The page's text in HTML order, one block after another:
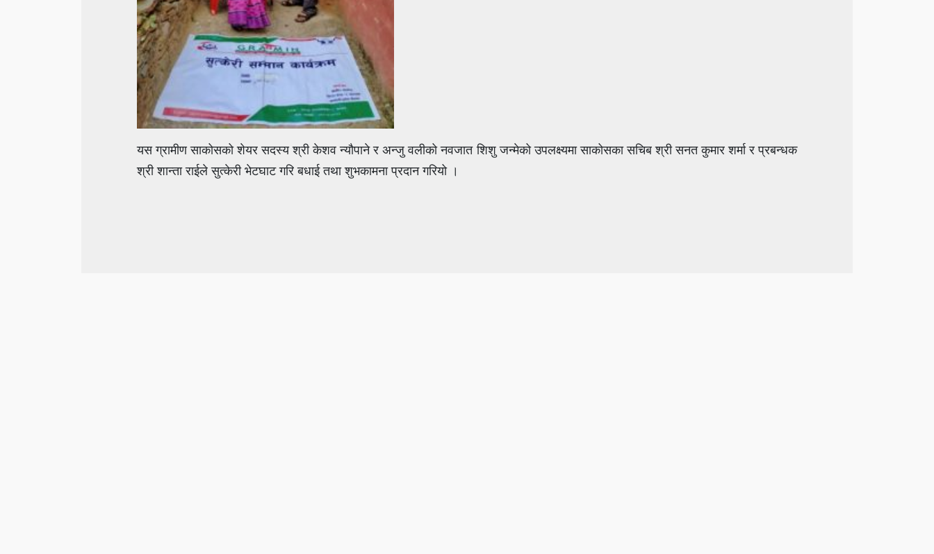
यस ग्रामीण साकोसको शेयर सदस्य श्री केशव न्यौपाने र अन्जु वलीको नवजात शिशु जन्मेको उपलक्ष्यमा साकोसका सचिब श्री सनत कुमार शर्मा र प्रबन्धक
श्री शान्ता राईले सुत्केरी भेटघाट गरि बधाई तथा शुभकामना प्रदान गरियो ।